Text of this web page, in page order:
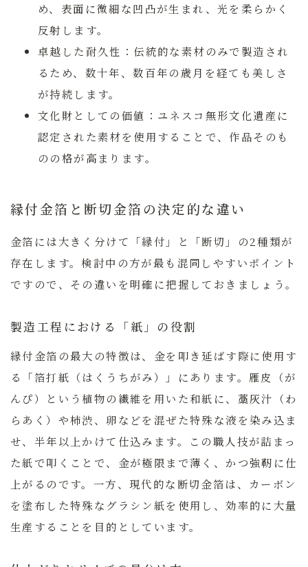
め、表面に微細な凹凸が生まれ、光を柔らかく
反射します。
卓越した耐久性： 伝統的な素材のみで製造され
るため、数十年、数百年の歳月を経ても美しさ
が持続します。
文化財としての価値： ユネスコ無形文化遺産に
認定された素材を使用することで、作品そのも
のの格が高まります。
縁付金箔と断切金箔の決定的な違い
金箔には大きく分けて「縁付」と「断切」の2種類が
存在します。検討中の方が最も混同しやすいポイント
ですので、その違いを明確に把握しておきましょう。
製造工程における「紙」の役割
縁付金箔の最大の特徴は、金を叩き延ばす際に使用す
る「箔打紙（はくうちがみ）」にあります。雁皮（が
んぴ）という植物の繊維を用いた和紙に、藁灰汁（わ
らあく）や柿渋、卵などを混ぜた特殊な液を染み込ま
せ、半年以上かけて仕込みます。この職人技が詰まっ
た紙で叩くことで、金が極限まで薄く、かつ強靭に仕
上がるのです。一方、現代的な断切金箔は、カーボン
を塗布した特殊なグラシン紙を使用し、効率的に大量
生産することを目的としています。